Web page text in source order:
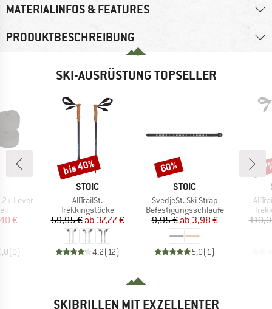
MATERIALINFOS & FEATURES
PRODUKTBESCHREIBUNG
SKI-AUSRÜSTUNG TOPSELLER
Lever
Preis
€
(0)
MARKE
STOIC
Artikel
AllTrailSt.
Produktgruppe
Trekkingstöcke
Preis
59,95 € reduzierter Preis
ab 37,77 €
4,2(12)
Rabatt
bis 40%
MARKE
STOIC
Artikel
SvedjeSt. Ski Strap
Produktgruppe
Befestigungsschlaufe
Preis
9,95 € reduzierter Preis
ab 3,98 €
5,0(1 )
Rabatt
60%
SKIBRILLEN MIT EXZELLENTER